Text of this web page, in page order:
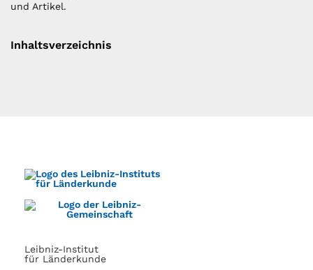
und Artikel.
Inhaltsverzeichnis
Leibniz-Institut
für Länderkunde